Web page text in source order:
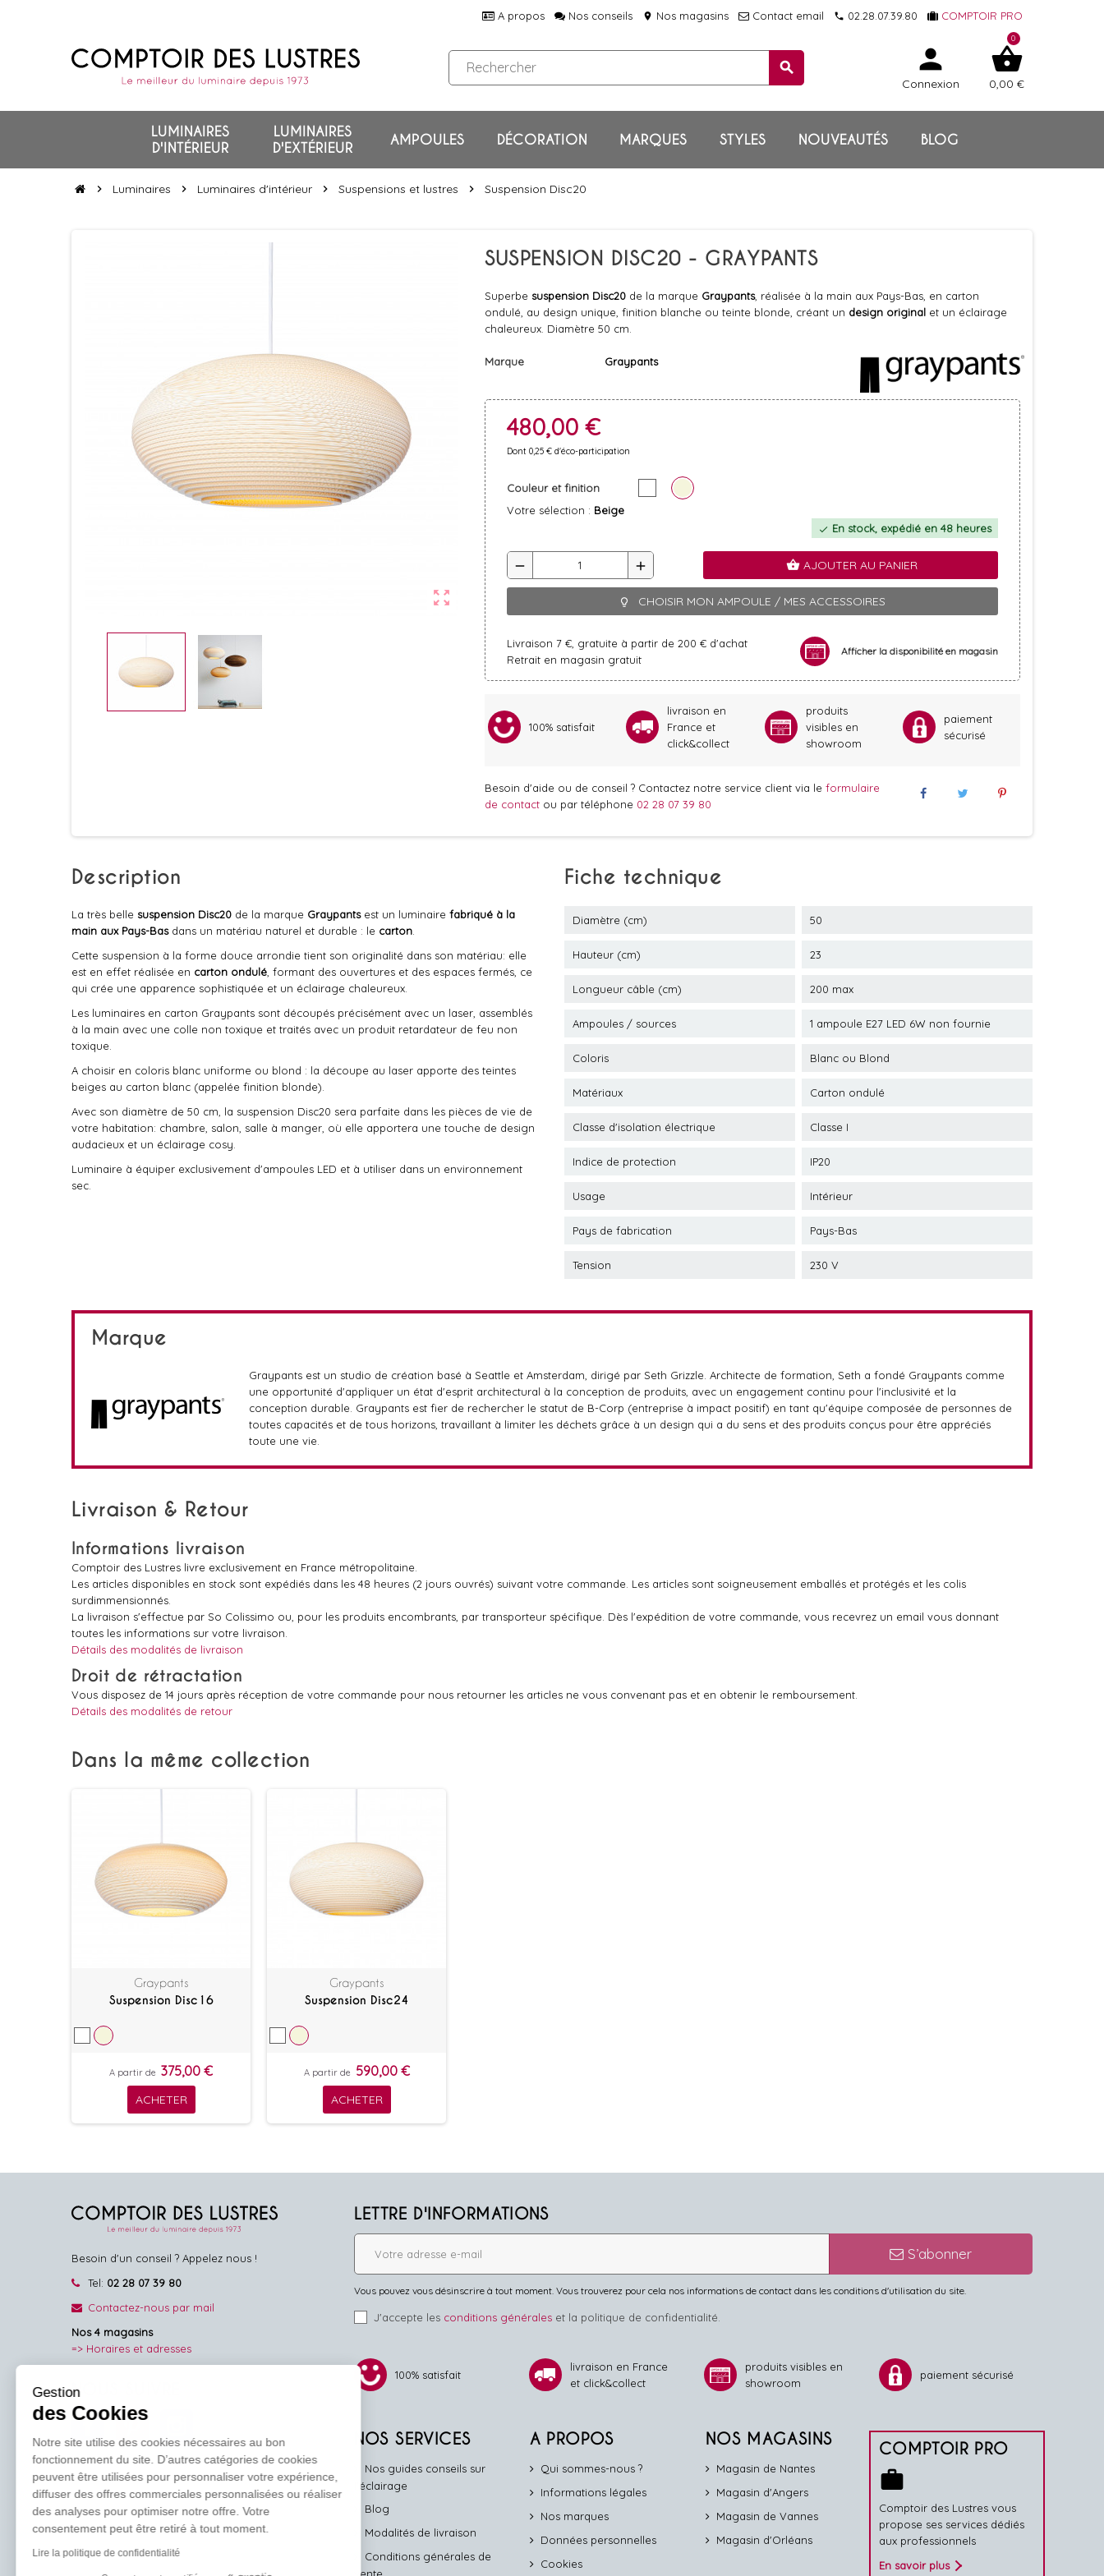
A propos Nos conseils location_on Nos magasins Contact email local_phone 02.28.07.39.80 COMPTOIR PRO
search person
Connexion
shopping_basket
0,00 €
0
LUMINAIRES
D'INTÉRIEUR
LUMINAIRES
D'EXTÉRIEUR
AMPOULES DÉCORATION MARQUES STYLES NOUVEAUTÉS BLOG
chevron_right Luminaires chevron_right Luminaires d'intérieur chevron_right Suspensions et lustres chevron_right Suspension Disc20
zoom_out_map
SUSPENSION DISC20 - GRAYPANTS
Superbe suspension Disc20de la marque Graypants, réalisée à la main aux Pays-Bas, en carton
ondulé, au design unique, finition blanche ou teinte blonde, créant un design originalet un éclairage
chaleureux. Diamètre 50 cm.
Marque Graypants
480,00 €
Dont 0,25 € d'éco-participation
Couleur et finition
Votre sélection : Beige
check En stock, expédié en 48 heures
remove add shopping_basket AJOUTER AU PANIER
lightbulb_outline CHOISIR MON AMPOULE / MES ACCESSOIRES
Livraison 7 €, gratuite à partir de 200 € d'achat
Retrait en magasin gratuit
Afficher la disponibilité en magasin
100% satisfait
livraison en
France et
click&collect
produits
visibles en
showroom
paiement
sécurisé
Besoin d'aide ou de conseil ? Contactez notre service client via le formulaire
de contact ou par téléphone 02 28 07 39 80
Description
La très belle suspension Disc20 de la marque Graypants est un luminaire fabriqué à la
main aux Pays-Basdans un matériau naturel et durable : le carton.
Cette suspension à la forme douce arrondie tient son originalité dans son matériau: elle
est en effet réalisée en carton ondulé, formant des ouvertures et des espaces fermés, ce
qui crée une apparence sophistiquée et un éclairage chaleureux.
Les luminaires en carton Graypants sont découpés précisément avec un laser, assemblés
à la main avec une colle non toxique et traités avec un produit retardateur de feu non
toxique.
A choisir en coloris blanc uniforme ou blond : la découpe au laser apporte des teintes
beiges au carton blanc (appelée finition blonde).
Avec son diamètre de 50 cm, la suspension Disc20 sera parfaite dans les pièces de vie de
votre habitation: chambre, salon, salle à manger, où elle apportera une touche de design
audacieux et un éclairage cosy.
Luminaire à équiper exclusivement d'ampoules LED et à utiliser dans un environnement
sec.
Fiche technique
Diamètre (cm) 50
Hauteur (cm) 23
Longueur câble (cm) 200 max
Ampoules / sources 1 ampoule E27 LED 6W non fournie
Coloris Blanc ou Blond
Matériaux Carton ondulé
Classe d'isolation électrique Classe I
Indice de protection IP20
Usage Intérieur
Pays de fabrication Pays-Bas
Tension 230 V
Marque
Graypants est un studio de création basé à Seattle et Amsterdam, dirigé par Seth Grizzle. Architecte de formation, Seth a fondé Graypants comme
une opportunité d'appliquer un état d'esprit architectural à la conception de produits, avec un engagement continu pour l'inclusivité et la
conception durable. Graypants est fier de rechercher le statut de B-Corp (entreprise à impact positif) en tant qu'équipe composée de personnes de
toutes capacités et de tous horizons, travaillant à limiter les déchets grâce à un design qui a du sens et des produits conçus pour être appréciés
toute une vie.
Livraison & Retour
Informations livraison
Comptoir des Lustres livre exclusivement en France métropolitaine.
Les articles disponibles en stock sont expédiés dans les 48 heures (2 jours ouvrés) suivant votre commande. Les articles sont soigneusement emballés et protégés et les colis
surdimmensionnés.
La livraison s'effectue par So Colissimo ou, pour les produits encombrants, par transporteur spécifique. Dès l'expédition de votre commande, vous recevrez un email vous donnant
toutes les informations sur votre livraison.
Détails des modalités de livraison
Droit de rétractation
Vous disposez de 14 jours après réception de votre commande pour nous retourner les articles ne vous convenant pas et en obtenir le remboursement.
Détails des modalités de retour
Dans la même collection
Graypants
Suspension Disc16
A partir de 375,00 €
ACHETER
Graypants
Suspension Disc24
A partir de 590,00 €
ACHETER
Besoin d'un conseil ? Appelez nous !
Tel: 02 28 07 39 80
Contactez-nous par mail
Nos 4 magasins
=> Horaires et adresses
NOUS SUIVRE
Facebook
LETTRE D'INFORMATIONS
S’abonner
Vous pouvez vous désinscrire à tout moment. Vous trouverez pour cela nos informations de contact dans les conditions d'utilisation du site.
J'accepte les conditions généraleset la politique de confidentialité.
100% satisfait
livraison en France
et click&collect
produits visibles en
showroom
paiement sécurisé
NOS SERVICES
Nos guides conseils sur
l'éclairage
Blog
Modalités de livraison
Conditions générales de
A PROPOS
Qui sommes-nous ?
Informations légales
Nos marques
Données personnelles
Cookies
NOS MAGASINS
Magasin de Nantes
Magasin d'Angers
Magasin de Vannes
Magasin d'Orléans
COMPTOIR PRO
work
Comptoir des Lustres vous
propose ses services dédiés
aux professionnels
En savoir plus
Gestion
des Cookies
Notre site utilise des cookies nécessaires au bon
fonctionnement du site. D’autres catégories de cookies
peuvent être utilisées pour personnaliser votre expérience,
diffuser des offres commerciales personnalisées ou réaliser
des analyses pour optimiser notre offre. Votre
consentement peut être retiré à tout moment.
Lire la politique de confidentialité